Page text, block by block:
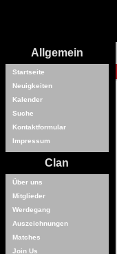
Allgemein
Startseite
Neuigkeiten
Kalender
Suche
Kontaktformular
Impressum
Clan
Über uns
Mitglieder
Werdegang
Auszeichnungen
Matches
Join Us